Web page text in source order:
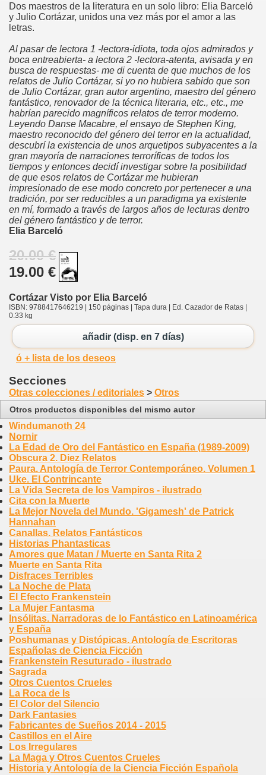
Dos maestros de la literatura en un solo libro: Elia Barceló
y Julio Cortázar, unidos una vez más por el amor a las
letras.
Al pasar de lectora 1 -lectora-idiota, toda ojos admirados y
boca entreabierta- a lectora 2 -lectora-atenta, avisada y en
busca de respuestas- me di cuenta de que muchos de los
relatos de Julio Cortázar, si yo no hubiera sabido que son
de Julio Cortázar, gran autor argentino, maestro del género
fantástico, renovador de la técnica literaria, etc., etc., me
habrían parecido magníficos relatos de terror moderno.
Leyendo Danse Macabre, el ensayo de Stephen King,
maestro reconocido del género del terror en la actualidad,
descubrí la existencia de unos arquetipos subyacentes a la
gran mayoría de narraciones terroríficas de todos los
tiempos y entonces decidí investigar sobre la posibilidad
de que esos relatos de Cortázar me hubieran
impresionado de ese modo concreto por pertenecer a una
tradición, por ser reducibles a un paradigma ya existente
en mí, formado a través de largos años de lecturas dentro
del género fantástico y de terror.
Elia Barceló
20.00 €
19.00 €
Cortázar Visto por Elia Barceló
ISBN: 9788417646219 | 150 páginas | Tapa dura | Ed. Cazador de Ratas |
0.33 kg
añadir (disp. en 7 días)
ó + lista de los deseos
Secciones
Otras colecciones / editoriales > Otros
Otros productos disponibles del mismo autor
Windumanoth 24
Nornir
La Edad de Oro del Fantástico en España (1989-2009)
Obscura 2. Diez Relatos
Paura. Antología de Terror Contemporáneo. Volumen 1
Uke. El Contrincante
La Vida Secreta de los Vampiros - ilustrado
Cita con la Muerte
La Mejor Novela del Mundo. 'Gigamesh' de Patrick
Hannahan
Canallas. Relatos Fantásticos
Historias Phantasticas
Amores que Matan / Muerte en Santa Rita 2
Muerte en Santa Rita
Disfraces Terribles
La Noche de Plata
El Efecto Frankenstein
La Mujer Fantasma
Insólitas. Narradoras de lo Fantástico en Latinoamérica
y España
Poshumanas y Distópicas. Antología de Escritoras
Españolas de Ciencia Ficción
Frankenstein Resuturado - ilustrado
Sagrada
Otros Cuentos Crueles
La Roca de Is
El Color del Silencio
Dark Fantasies
Fabricantes de Sueños 2014 - 2015
Castillos en el Aire
Los Irregulares
La Maga y Otros Cuentos Crueles
Historia y Antología de la Ciencia Ficción Española